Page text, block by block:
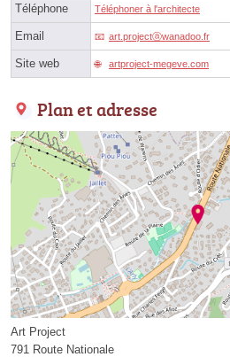
Téléphone Téléphoner à l'architecte
Email art.projectⓐwanadoo.fr
Site web artproject-megeve.com
Plan et adresse
Art Project
791 Route Nationale